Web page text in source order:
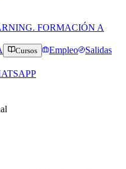
FORMACIÓN A
Cursos Empleo
Salidas